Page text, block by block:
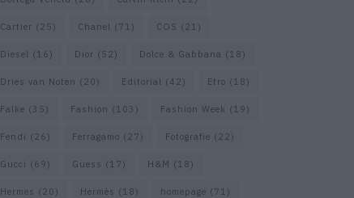
Cartier (25) Chanel (71) COS (21)
Diesel (16) Dior (52) Dolce & Gabbana (18)
Dries van Noten (20) Editorial (42) Etro (18)
Falke (35) Fashion (103) Fashion Week (19)
Fendi (26) Ferragamo (27) Fotografie (22)
Gucci (69) Guess (17) H&M (18)
Hermes (20) Hermès (18) homepage (71)